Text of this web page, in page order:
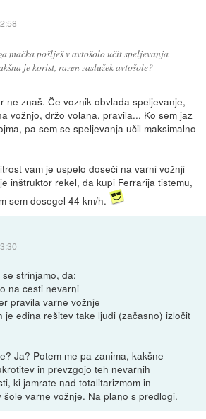
mačka pošlješ v avtošolo učit speljevanja
je korist, razen zaslužek avtošole?
ne znaš. Če voznik obvlada speljevanje,
vožnjo, držo volana, pravila... Ko sem jaz
pa sem se speljevanja učil maksimalno
vam je uspelo doseči na varni vožnji
inštruktor rekel, da kupi Ferrarija tistemu,
sem dosegel 44 km/h.
strinjamo, da:
na cesti nevarni
pravila varne vožnje
je edina rešitev take ljudi (začasno) izločit
Ja? Potem me pa zanima, kakšne
in prevzgojo teh nevarnih
ki jamrate nad totalitarizmom in
varne vožnje. Na plano s predlogi.